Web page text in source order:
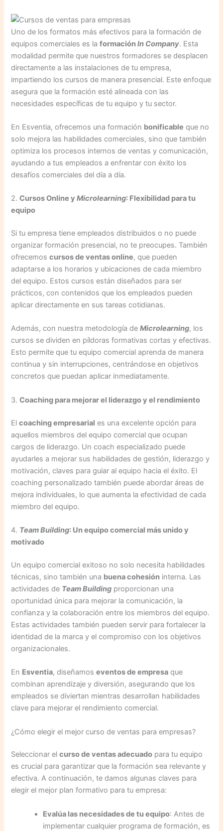
Uno de los formatos más efectivos para la formación de
equipos comerciales es laformaciónIn Company. Esta
modalidad permite que nuestros formadores se desplacen
directamente a las instalaciones de tu empresa,
impartiendo los cursos de manera presencial. Este enfoque
asegura que la formación esté alineada con las
necesidades específicas de tu equipo y tu sector.
En Esventia, ofrecemos una formación bonificable que no
solo mejora las habilidades comerciales, sino que también
optimiza los procesos internos de ventas y comunicación,
ayudando a tus empleados a enfrentar con éxito los
desafíos comerciales del día a día.
2.Cursos Online yMicrolearning: Flexibilidad para tu
equipo
Si tu empresa tiene empleados distribuidos o no puede
organizar formación presencial, no te preocupes. También
ofrecemoscursos de ventas online, que pueden
adaptarse a los horarios y ubicaciones de cada miembro
del equipo. Estos cursos están diseñados para ser
prácticos, con contenidos que los empleados pueden
aplicar directamente en sus tareas cotidianas.
Además, con nuestra metodología deMicrolearning, los
cursos se dividen en píldoras formativas cortas y efectivas.
Esto permite que tu equipo comercial aprenda de manera
continua y sin interrupciones, centrándose en objetivos
concretos que puedan aplicar inmediatamente.
3.Coaching para mejorar el liderazgo y el rendimiento
Elcoaching empresarial es una excelente opción para
aquellos miembros del equipo comercial que ocupan
cargos de liderazgo. Un coach especializado puede
ayudarles a mejorar sus habilidades de gestión, liderazgo y
motivación, claves para guiar al equipo hacia el éxito. El
coaching personalizado también puede abordar áreas de
mejora individuales, lo que aumenta la efectividad de cada
miembro del equipo.
4. Team Building: Un equipo comercial más unido y
motivado
Un equipo comercial exitoso no solo necesita habilidades
técnicas, sino también una buena cohesión interna. Las
actividades de Team Building proporcionan una
oportunidad única para mejorar la comunicación, la
confianza y la colaboración entre los miembros del equipo.
Estas actividades también pueden servir para fortalecer la
identidad de la marca y el compromiso con los objetivos
organizacionales.
En Esventia, diseñamoseventos de empresa que
combinan aprendizaje y diversión, asegurando que los
empleados se diviertan mientras desarrollan habilidades
clave para mejorar el rendimiento comercial.
¿Cómo elegir el mejor curso de ventas para empresas?
Seleccionar elcurso de ventas adecuado para tu equipo
es crucial para garantizar que la formación sea relevante y
efectiva. A continuación, te damos algunas claves para
elegir el mejor plan formativo para tu empresa:
Evalúa las necesidades de tu equipo: Antes de
implementar cualquier programa de formación, es